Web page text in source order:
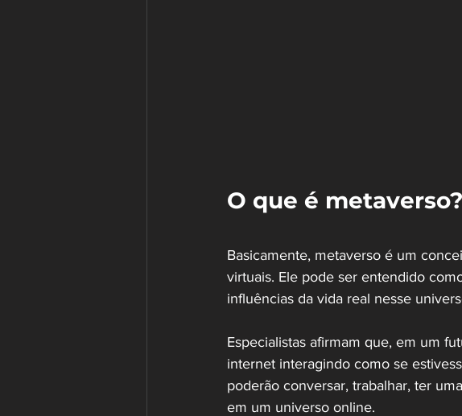
O que é metaverso?
Basicamente, metaverso é um
virtuais. Ele pode ser entendido
influências da vida real nesse
Especialistas afirmam que, em um
internet interagindo como se
poderão conversar, trabalhar, ter
em um universo online.